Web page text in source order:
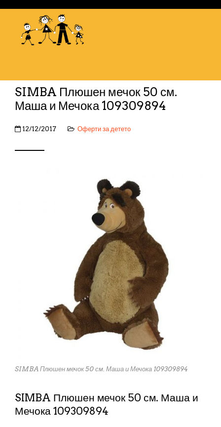
SIMBA Плюшен мечок 50 см.
Маша и Мечока 109309894
12/12/2017 Оферти за детето
SIMBA Плюшен мечок 50 см. Маша и Мечока 109309894
SIMBA Плюшен мечок 50 см. Маша и
Мечока 109309894